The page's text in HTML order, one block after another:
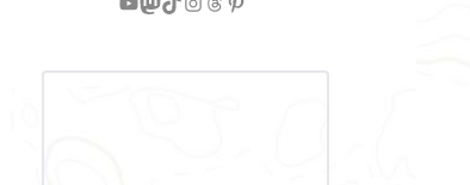
YouTube
Mastodon
TikTok
Instagram
Threads
Pinterest